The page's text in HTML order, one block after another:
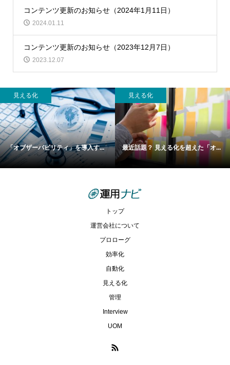
コンテンツ更新のお知らせ（2024年1月11日）
2024.01.11
コンテンツ更新のお知らせ（2023年12月7日）
2023.12.07
見える化
「オブザーバビリティ」を導入す...
見える化
最近話題？ 見える化を超えた「オ...
トップ
運営会社について
プロローグ
効率化
自動化
見える化
管理
Interview
UOM